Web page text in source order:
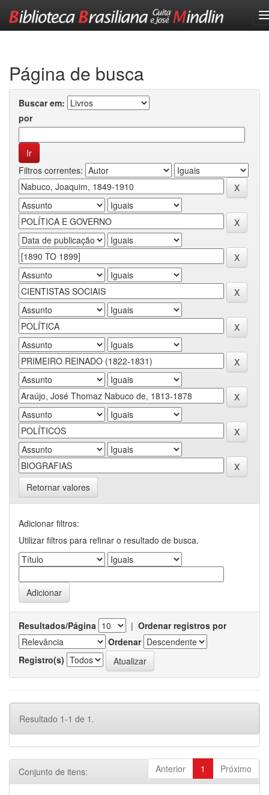
Página de busca
Buscar em:
por
Filtros correntes:
Retornar valores
Adicionar filtros:
Utilizar filtros para refinar o resultado de busca.
Resultados/Página | Ordenar registros por
Ordenar
Registro(s)
Resultado 1-1 de 1.
Anterior 1 Próximo
Conjunto de itens: